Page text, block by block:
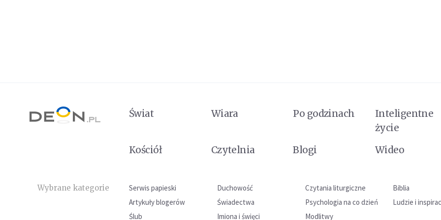
Świat Wiara Po godzinach
Inteligentne
życie
Kościół
Czytelnia Blogi Wideo
Wybrane kategorie Serwis papieski Duchowość Czytania liturgiczne
Biblia
Artykuły blogerów
Świadectwa Psychologia na co dzień
Ludzie i
Ślub
Imiona i święci Modlitwy